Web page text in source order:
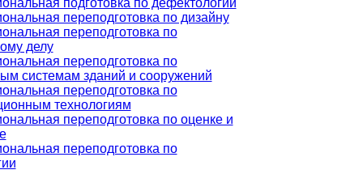
переподготовка по дизайну
переподготовка по
делу
переподготовка по
системам зданий и сооружений
переподготовка по
технологиям
переподготовка по оценке и
переподготовка по